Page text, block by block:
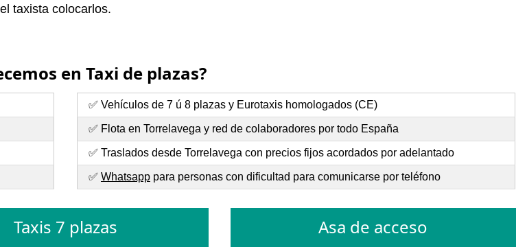
taxista colocarlos.
en Taxi de plazas?
✅ Vehículos de 7 ú 8 plazas y Eurotaxis homologados (CE)
✅ Flota en Torrelavega y red de colaboradores por todo España
✅ Traslados desde Torrelavega con precios fijos acordados por adelantado
✅ Whatsapppara personas con dificultad para comunicarse por teléfono
Taxis 7 plazas Asa de acceso